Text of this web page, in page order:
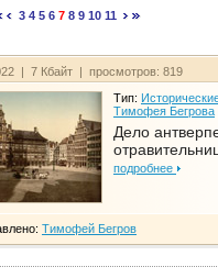
3 4 5 6 7 8 9 10 11
| 7 Кбайт | просмотров: 819
Тип:
Тимофея Бегрова
Дело
подробнее
Тимофей Бегров